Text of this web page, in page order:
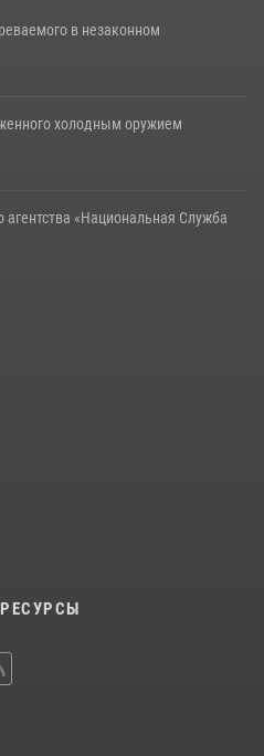
в незаконном
холодным оружием
«Национальная Служба